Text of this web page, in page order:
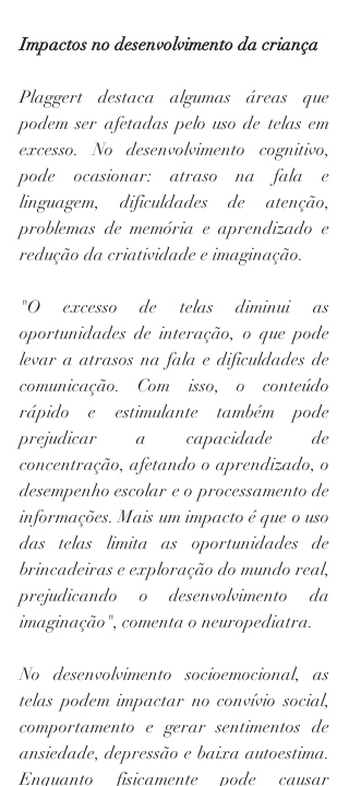
Impactos no desenvolvimento da criança
Plaggert destaca algumas áreas que
podem ser afetadas pelo uso de telas em
excesso. No desenvolvimento cognitivo,
pode ocasionar: atraso na fala e
linguagem, dificuldades de atenção,
problemas de memória e aprendizado e
redução da criatividade e imaginação.
"O excesso de telas diminui as
oportunidades de interação, o que pode
levar a atrasos na fala e dificuldades de
comunicação. Com isso, o conteúdo
rápido e estimulante também pode
prejudicar a capacidade de
concentração, afetando o aprendizado, o
desempenho escolar e o processamento de
informações. Mais um impacto é que o uso
das telas limita as oportunidades de
brincadeiras e exploração do mundo real,
prejudicando o desenvolvimento da
imaginação", comenta o neuropediatra.
No desenvolvimento socioemocional, as
telas podem impactar no convívio social,
comportamento e gerar sentimentos de
ansiedade, depressão e baixa autoestima.
Enquanto fisicamente pode causar